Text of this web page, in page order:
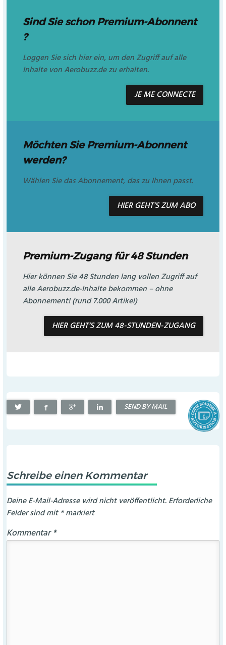
Sind Sie schon Premium-Abonnent
?
Loggen Sie sich hier ein, um den Zugriff auf alle
Inhalte von Aerobuzz.de zu erhalten.
JE ME CONNECTE
Möchten Sie Premium-Abonnent
werden?
Wählen Sie das Abonnement, das zu Ihnen passt.
HIER GEHT’S ZUM ABO
Premium-Zugang für 48 Stunden
Hier können Sie 48 Stunden lang vollen Zugriff auf
alle Aerobuzz.de-Inhalte bekommen – ohne
Abonnement! (rund 7.000 Artikel)
HIER GEHT’S ZUM 48-STUNDEN-ZUGANG
SEND BY MAIL
Schreibe einen Kommentar
Deine E-Mail-Adresse wird nicht veröffentlicht. Erforderliche
Felder sind mit *markiert
Kommentar*